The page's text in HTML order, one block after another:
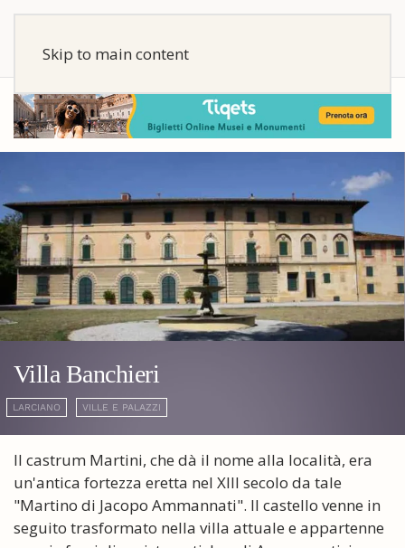
Skip to main content
Villa Banchieri
LARCIANO VILLE E PALAZZI
Il castrum Martini, che dà il nome alla località, era
un'antica fortezza eretta nel XIII secolo da tale
"Martino di Jacopo Ammannati". Il castello venne in
seguito trasformato nella villa attuale e appartenne